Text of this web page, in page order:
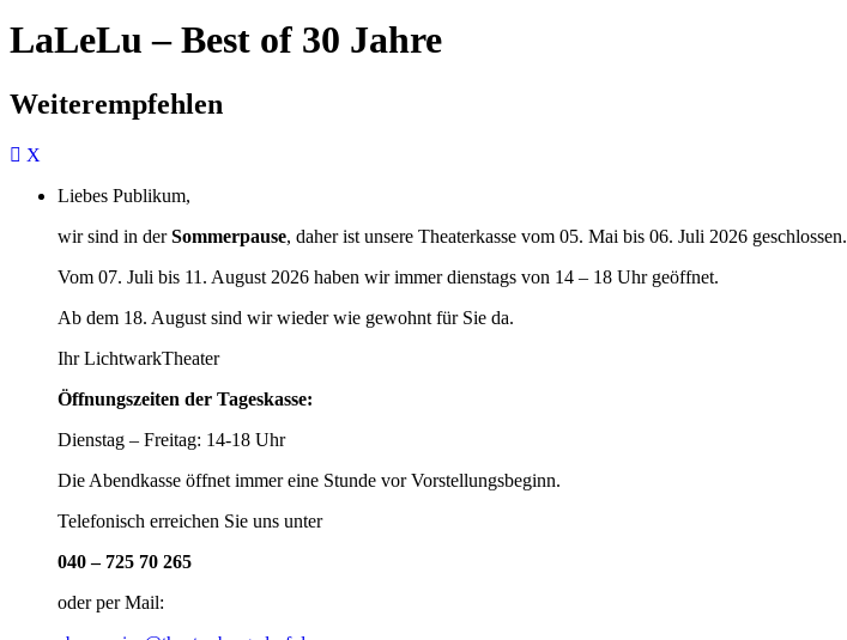
LaLeLu – Best of 30 Jahre
Weiterempfehlen
Liebes Publikum,
wir sind in derSommerpause, daher ist unsere Theaterkasse vom 05. Mai bis 06. Juli 2026 geschlossen.
Vom 07. Juli bis 11. August 2026 haben wir immer dienstags von 14 – 18 Uhr geöffnet.
Ab dem 18. August sind wir wieder wie gewohnt für Sie da.
Ihr LichtwarkTheater
Öffnungszeiten der Tageskasse:
Dienstag – Freitag: 14-18 Uhr
Die Abendkasse öffnet immer eine Stunde vor Vorstellungsbeginn.
Telefonisch erreichen Sie uns unter
040 – 725 70 265
oder per Mail: